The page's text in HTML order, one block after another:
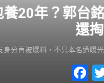
養20年？郭台
還
分再被爆料，不只本名遭曝光
F